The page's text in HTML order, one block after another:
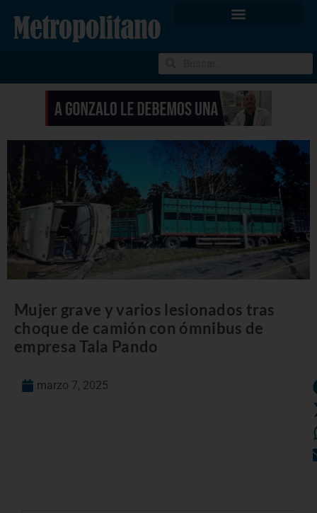
Mujer grave y varios lesionados tras
choque de camión con ómnibus de
empresa Tala Pando
marzo 7, 2025